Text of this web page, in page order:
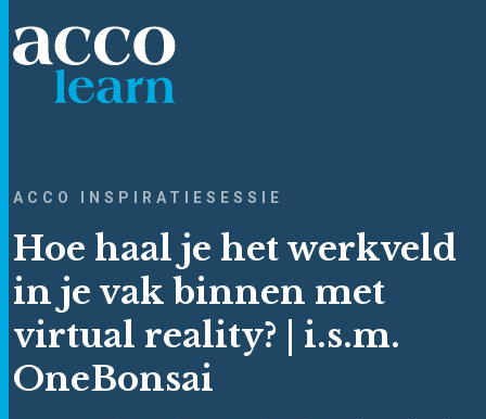
ACCO INSPIRATIESESSIE
Hoe haal je het werkveld
in je vak binnen met
virtual reality? | i.s.m.
OneBonsai